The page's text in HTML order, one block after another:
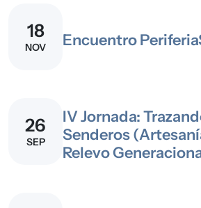
18
NOV Encuentro
26
SEP
IV Jornada:
Senderos
Relevo